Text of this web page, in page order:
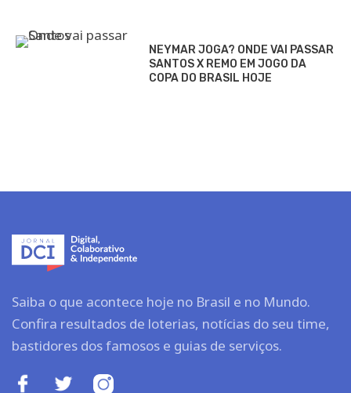
NEYMAR JOGA? ONDE VAI PASSAR
SANTOS X REMO EM JOGO DA
COPA DO BRASIL HOJE
Saiba o que acontece hoje no Brasil e no Mundo.
Confira resultados de loterias, notícias do seu time,
bastidores dos famosos e guias de serviços.